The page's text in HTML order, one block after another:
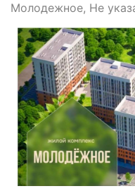
Молодежное, Не